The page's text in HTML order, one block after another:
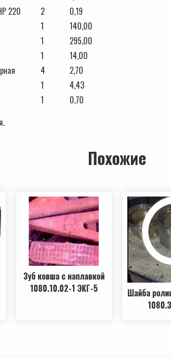
220 2
0,19
1
140,00
1
295,00
1
14,00
4
2,70
1
4,43
1
0,70
Похожие
Зуб ковша с наплавкой
1080.10.02-1 ЭКГ-5
Шайба